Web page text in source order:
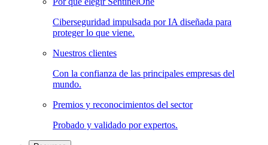
Ciberseguridad impulsada por IA diseñada para
proteger lo que viene.
Nuestros clientes
Con la confianza de las principales empresas del
mundo.
Premios y reconocimientos del sector
Probado y validado por expertos.